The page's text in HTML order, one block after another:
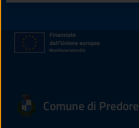
Comune di Predore